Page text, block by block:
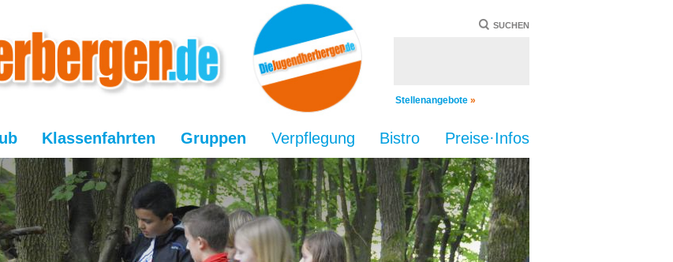
SUCHEN
Stellenangebote »
Klassenfahrten Gruppen Verpflegung Bistro Preise·Infos